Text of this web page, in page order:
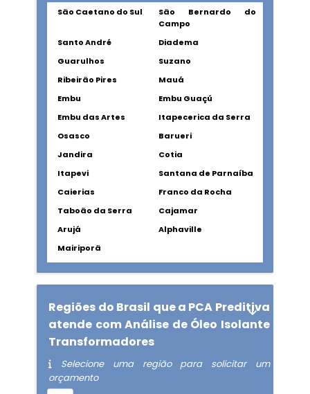
São Caetano do Sul
São Bernardo do
Campo
Santo André
Diadema
Guarulhos
Suzano
Ribeirão Pires
Mauá
Embu
Embu Guaçú
Embu das Artes
Itapecerica da Serra
Osasco
Barueri
Jandira
Cotia
Itapevi
Santana de Parnaíba
Caierias
Franco da Rocha
Taboão da Serra
Cajamar
Arujá
Alphaville
Mairiporã
Regiões do Brasil que a PCA Preditiva
atende com Análise de Óleo Isolante
Transformadores
Selecione uma região para solicitar um
orçamento